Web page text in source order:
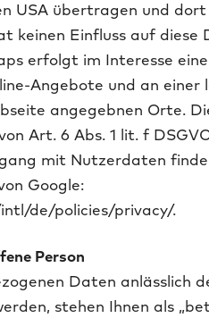
USA übertragen und
keinen Einfluss auf
erfolgt im Interesse
Angebote und an
angegebnen Orte.
Art. 6 Abs. 1 lit. f
mit Nutzerdaten
Google:
de/policies/privacy/.
Person
Daten anlässlich
stehen Ihnen als